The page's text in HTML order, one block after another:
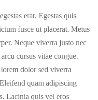
erat. Egestas quis
fusce ut placerat. Metus
Neque viverra justo nec
cursus vitae congue.
dolor sed viverra
quam adipiscing
Lacinia quis vel eros